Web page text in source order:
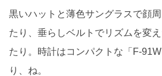
黒いハットと薄色サングラスで顔
たり、垂らしベルトでリズムを変
たり。時計はコンパクトな「F-
り、ね。